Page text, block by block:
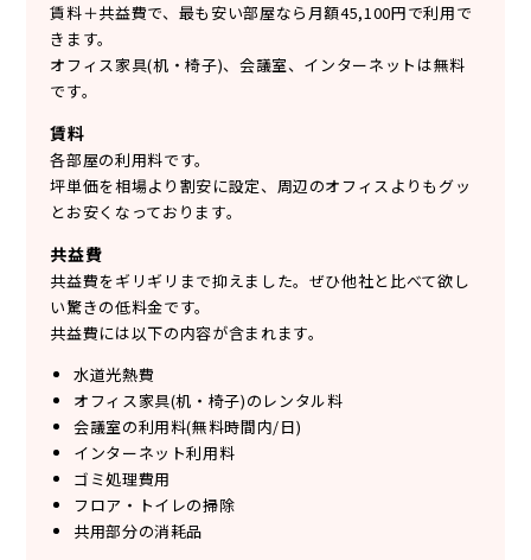
賃料＋共益費で、最も安い部屋なら月額45,100円で利用で
きます。
オフィス家具(机・椅子)、会議室、インターネットは無料
です。
賃料
各部屋の利用料です。
坪単価を相場より割安に設定、周辺のオフィスよりもグッ
とお安くなっております。
共益費
共益費をギリギリまで抑えました。ぜひ他社と比べて欲し
い驚きの低料金です。
共益費には以下の内容が含まれます。
水道光熱費
オフィス家具(机・椅子)のレンタル料
会議室の利用料(無料時間内/日)
インターネット利用料
ゴミ処理費用
フロア・トイレの掃除
共用部分の消耗品